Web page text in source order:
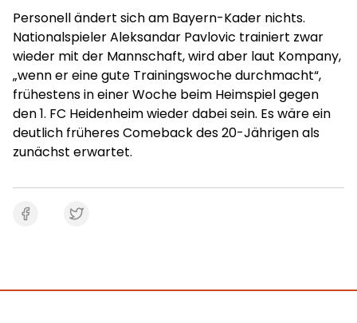
Personell ändert sich am Bayern-Kader nichts.
Nationalspieler Aleksandar Pavlovic trainiert zwar
wieder mit der Mannschaft, wird aber laut Kompany,
„wenn er eine gute Trainingswoche durchmacht“,
frühestens in einer Woche beim Heimspiel gegen
den 1. FC Heidenheim wieder dabei sein. Es wäre ein
deutlich früheres Comeback des 20-Jährigen als
zunächst erwartet.